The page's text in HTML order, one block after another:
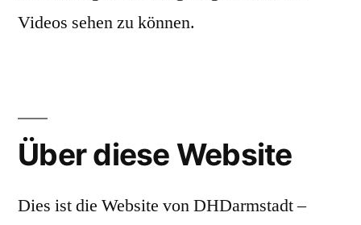
Videos sehen zu können.
Über diese Website
Dies ist die Website von DHDarmstadt –